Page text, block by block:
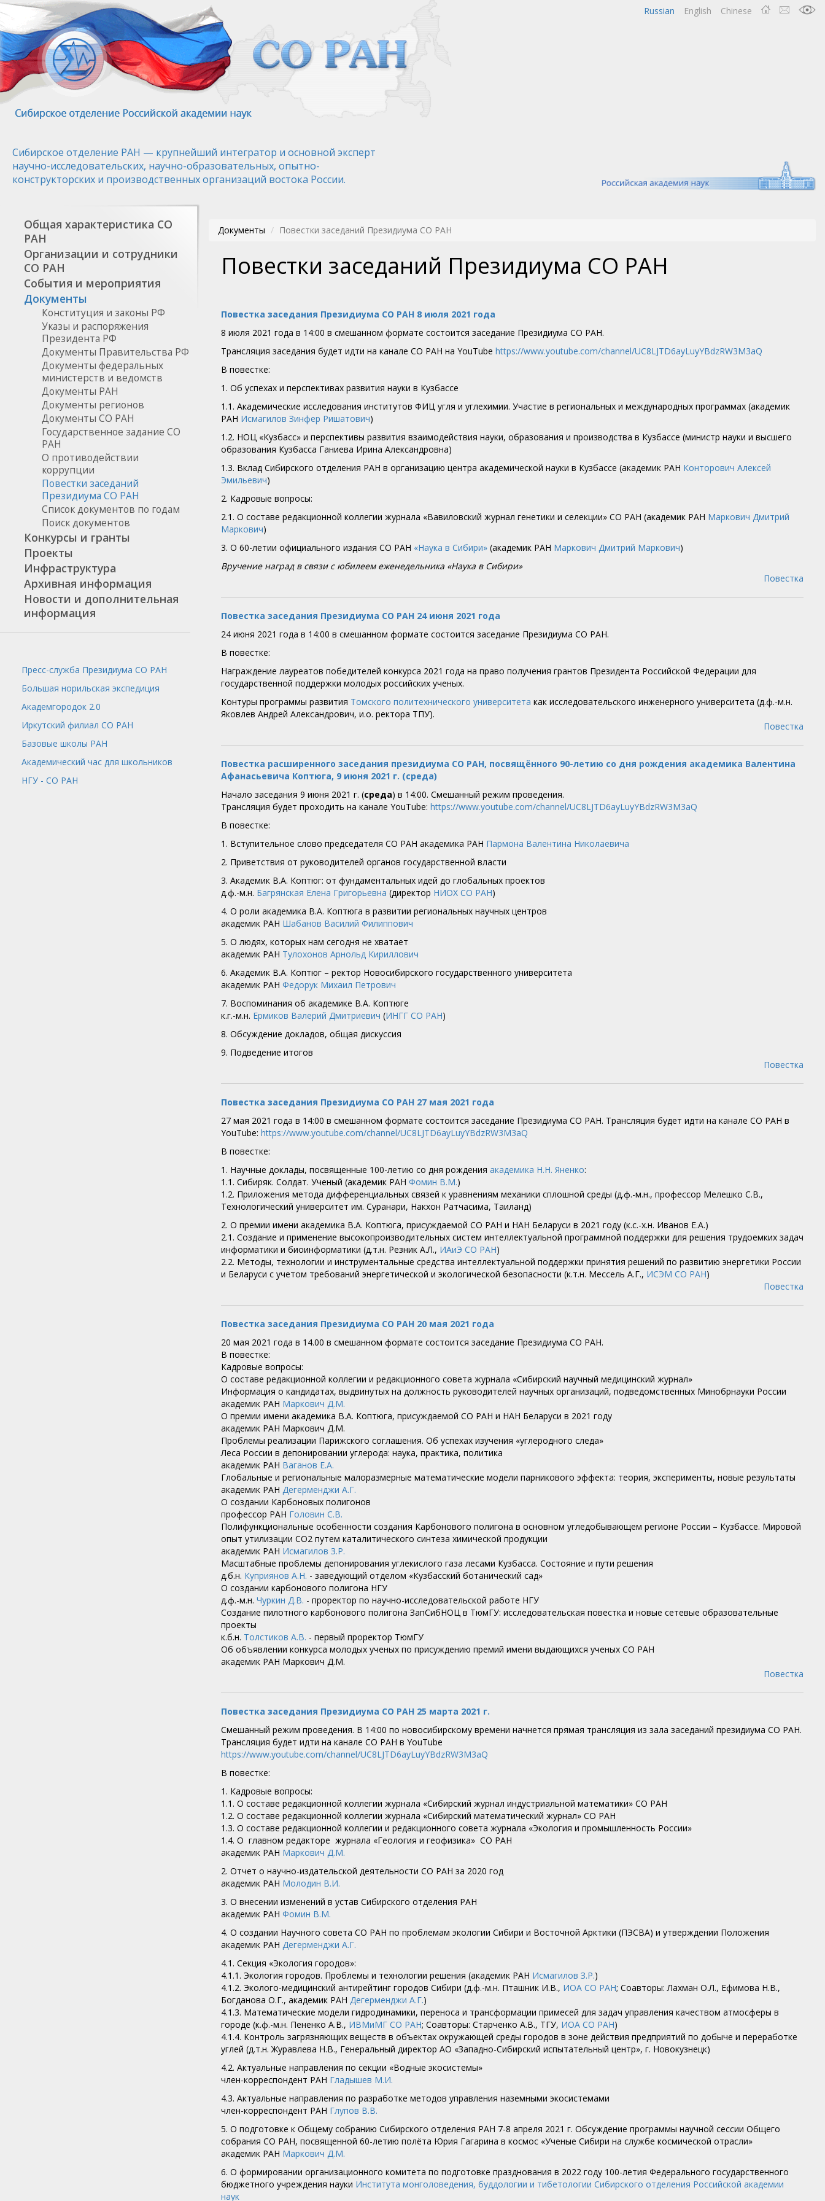
Перейти
основному
содержанию
Chinese
English
Russian
Сибирское отделение РАН — крупнейший интегратор и основной эксперт
научно-исследовательских, научно-образовательных, опытно-
конструкторских и производственных организаций востока России.
Общая характеристика СО
РАН
Организации и сотрудники
СО РАН
События и мероприятия
Документы
Конституция и законы РФ
Указы и распоряжения
Президента РФ
Документы Правительства РФ
Документы федеральных
министерств и ведомств
Документы РАН
Документы регионов
Документы CO РАН
Государственное задание СО
РАН
О противодействии
коррупции
Повестки заседаний
Президиума СО РАН
Список документов по годам
Поиск документов
Конкурсы и гранты
Проекты
Инфраструктура
Архивная информация
Новости и дополнительная
информация
Пресс-служба Президиума СО РАН
Большая норильская экспедиция
Академгородок 2.0
Иркутский филиал СО РАН
Базовые школы РАН
Академический час для школьников
НГУ - СО РАН
Документы Повестки заседаний Президиума СО РАН
Повестки заседаний Президиума СО РАН
Повестка заседания Президиума СО РАН 8 июля 2021 года
8 июля 2021 года в 14:00 в смешанном формате состоится заседание Президиума СО РАН.
Трансляция заседания будет идти на канале СО РАН на YouTube https://www.youtube.com/channel/UC8LJTD6ayLuyYBdzRW3M3aQ
В повестке:
1. Об успехах и перспективах развития науки в Кузбассе
1.1. Академические исследования институтов ФИЦ угля и углехимии. Участие в региональных и международных программах (академик
РАН Исмагилов Зинфер Ришатович)
1.2. НОЦ «Кузбасс» и перспективы развития взаимодействия науки, образования и производства в Кузбассе (министр науки и высшего
образования Кузбасса Ганиева Ирина Александровна)
1.3. Вклад Сибирского отделения РАН в организацию центра академической науки в Кузбассе (академик РАН Конторович Алексей
Эмильевич)
2. Кадровые вопросы:
2.1. О составе редакционной коллегии журнала «Вавиловский журнал генетики и селекции» СО РАН (академик РАН Маркович Дмитрий
Маркович)
3. О 60-летии официального издания СО РАН «Наука в Сибири»(академик РАН Маркович Дмитрий Маркович)
Вручение наград в связи с юбилеем еженедельника «Наука в Сибири»
Повестка
Повестка заседания Президиума СО РАН 24 июня 2021 года
24 июня 2021 года в 14:00 в смешанном формате состоится заседание Президиума СО РАН.
В повестке:
Награждение лауреатов победителей конкурса 2021 года на право получения грантов Президента Российской Федерации для
государственной поддержки молодых российских ученых.
Контуры программы развития Томского политехнического университета как исследовательского инженерного университета (д.ф.-м.н.
Яковлев Андрей Александрович, и.о. ректора ТПУ).
Повестка
Повестка расширенного заседания президиума СО РАН, посвящённого 90-летию со дня рождения академика Валентина
Афанасьевича Коптюга, 9 июня 2021 г. (среда)
Начало заседания 9 июня 2021 г. (среда) в 14:00. Смешанный режим проведения.
​Трансляция будет проходить на канале YouTube: https://www.youtube.com/channel/UC8LJTD6ayLuyYBdzRW3M3aQ
В повестке:
1. Вступительное слово председателя СО РАН академика РАН Пармона Валентина Николаевича
2. Приветствия от руководителей органов государственной власти
3. Академик В.А. Коптюг: от фундаментальных идей до глобальных проектов
д.ф.-м.н. Багрянская Елена Григорьевна (директор НИОХ СО РАН)
4. О роли академика В.А. Коптюга в развитии региональных научных центров
академик РАН Шабанов Василий Филиппович
5. О людях, которых нам сегодня не хватает
академик РАН Тулохонов Арнольд Кириллович
6. Академик В.А. Коптюг – ректор Новосибирского государственного университета
академик РАН Федорук Михаил Петрович
7. Воспоминания об академике В.А. Коптюге
к.г.-м.н. Ермиков Валерий Дмитриевич (ИНГГ СО РАН)
8. Обсуждение докладов, общая дискуссия
9. Подведение итогов
Повестка
Повестка заседания Президиума СО РАН 27 мая 2021 года
27 мая 2021 года в 14:00 в смешанном формате состоится заседание Президиума СО РАН. Трансляция будет идти на канале СО РАН в
YouTube: https://www.youtube.com/channel/UC8LJTD6ayLuyYBdzRW3M3aQ
В повестке:
1. Научные доклады, посвященные 100-летию со дня рождения академика Н.Н. Яненко:
1.1. Сибиряк. Солдат. Ученый (академик РАН Фомин В.М.)
1.2. Приложения метода дифференциальных связей к уравнениям механики сплошной среды (д.ф.-м.н., профессор Мелешко С.В.,
Технологический университет им. Суранари, Накхон Ратчасима, Таиланд)
2. О премии имени академика В.А. Коптюга, присуждаемой СО РАН и НАН Беларуси в 2021 году (к.с.-х.н. Иванов Е.А.)
2.1. Создание и применение высокопроизводительных систем интеллектуальной программной поддержки для решения трудоемких задач
информатики и биоинформатики (д.т.н. Резник А.Л., ИАиЭ СО РАН)
2.2. Методы, технологии и инструментальные средства интеллектуальной поддержки принятия решений по развитию энергетики России
и Беларуси с учетом требований энергетической и экологической безопасности (к.т.н. Мессель А.Г., ИСЭМ СО РАН)
Повестка
Повестка заседания Президиума СО РАН 20 мая 2021 года
20 мая 2021 года в 14.00 в смешанном формате состоится заседание Президиума СО РАН.
В повестке:
Кадровые вопросы:
О составе редакционной коллегии и редакционного совета журнала «Сибирский научный медицинский журнал»
Информация о кандидатах, выдвинутых на должность руководителей научных организаций, подведомственных Минобрнауки России
академик РАН Маркович Д.М.
О премии имени академика В.А. Коптюга, присуждаемой СО РАН и НАН Беларуси в 2021 году
академик РАН Маркович Д.М.
Проблемы реализации Парижского соглашения. Об успехах изучения «углеродного следа»
Леса России в депонировании углерода: наука, практика, политика
академик РАН Ваганов Е.А.
Глобальные и региональные малоразмерные математические модели парникового эффекта: теория, эксперименты, новые результаты
академик РАН Дегерменджи А.Г.
О создании Карбоновых полигонов
профессор РАН Головин С.В.
Полифункциональные особенности создания Карбонового полигона в основном угледобывающем регионе России – Кузбассе. Мировой
опыт утилизации СО2 путем каталитического синтеза химической продукции
академик РАН Исмагилов З.Р.
Масштабные проблемы депонирования углекислого газа лесами Кузбасса. Состояние и пути решения
д.б.н. Куприянов А.Н. - заведующий отделом «Кузбасский ботанический сад»
О создании карбонового полигона НГУ
д.ф.-м.н. Чуркин Д.В. - проректор по научно-исследовательской работе НГУ
Создание пилотного карбонового полигона ЗапСибНОЦ в ТюмГУ: исследовательская повестка и новые сетевые образовательные
проекты
к.б.н. Толстиков А.В. - первый проректор ТюмГУ
Об объявлении конкурса молодых ученых по присуждению премий имени выдающихся ученых СО РАН
академик РАН Маркович Д.М.
Повестка
Повестка заседания Президиума СО РАН 25 марта 2021 г.
Смешанный режим проведения. В 14:00 по новосибирскому времени начнется прямая трансляция из зала заседаний президиума СО РАН.
Трансляция будет идти на канале СО РАН в YouTube
https://www.youtube.com/channel/UC8LJTD6ayLuyYBdzRW3M3aQ
В повестке:
1. Кадровые вопросы:
1.1. О составе редакционной коллегии журнала «Сибирский журнал индустриальной математики» СО РАН
1.2. О составе редакционной коллегии журнала «Сибирский математический журнал» СО РАН
1.3. О составе редакционной коллегии и редакционного совета журнала «Экология и промышленность России»
1.4. О главном редакторе журнала «Геология и геофизика» СО РАН
академик РАН Маркович Д.М.
2. Отчет о научно-издательской деятельности СО РАН за 2020 год
академик РАН Молодин В.И.
3. О внесении изменений в устав Сибирского отделения РАН
академик РАН Фомин В.М.
4. О создании Научного совета СО РАН по проблемам экологии Сибири и Восточной Арктики (ПЭСВА) и утверждении Положения
академик РАН Дегерменджи А.Г.
4.1. Секция «Экология городов»:
4.1.1. Экология городов. Проблемы и технологии решения (академик РАН Исмагилов З.Р.)
4.1.2. Эколого-медицинский антирейтинг городов Сибири (д.ф.-м.н. Пташник И.В., ИОА СО РАН; Соавторы: Лахман О.Л., Ефимова Н.В.,
Богданова О.Г., академик РАН Дегерменджи А.Г.)
4.1.3. Математические модели гидродинамики, переноса и трансформации примесей для задач управления качеством атмосферы в
городе (к.ф.-м.н. Пененко А.В., ИВМиМГ СО РАН; Соавторы: Старченко А.В., ТГУ, ИОА СО РАН)
4.1.4. Контроль загрязняющих веществ в объектах окружающей среды городов в зоне действия предприятий по добыче и переработке
углей (д.т.н. Журавлева Н.В., Генеральный директор АО «Западно-Сибирский испытательный центр», г. Новокузнецк)
4.2. Актуальные направления по секции «Водные экосистемы»
член-корреспондент РАН Гладышев М.И.
4.3. Актуальные направления по разработке методов управления наземными экосистемами
член-корреспондент РАН Глупов В.В.
5. О подготовке к Общему собранию Сибирского отделения РАН 7-8 апреля 2021 г. Обсуждение программы научной сессии Общего
собрания СО РАН, посвященной 60-летию полёта Юрия Гагарина в космос «Ученые Сибири на службе космической отрасли»
академик РАН Маркович Д.М.
6. О формировании организационного комитета по подготовке празднования в 2022 году 100-летия Федерального государственного
бюджетного учреждения науки Института монголоведения, буддологии и тибетологии Сибирского отделения Российской академии
наук